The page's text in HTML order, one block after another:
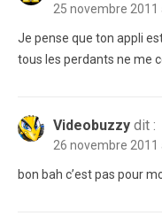
25 novembre 2011
Je pense que ton appli
tous les perdants ne me
Videobuzzy dit :
26 novembre 2011
bon bah c’est pas pour